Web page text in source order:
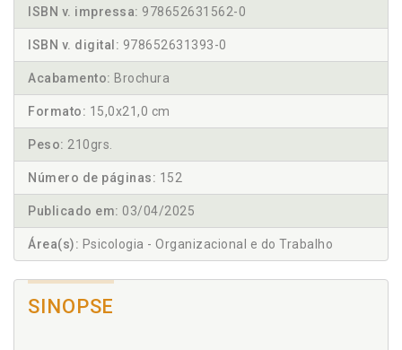
ISBN v. impressa: 978652631562-0
ISBN v. digital: 978652631393-0
Acabamento: Brochura
Formato: 15,0x21,0 cm
Peso: 210grs.
Número de páginas: 152
Publicado em: 03/04/2025
Área(s): Psicologia - Organizacional e do Trabalho
SINOPSE